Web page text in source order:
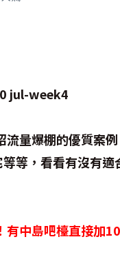
jul-week4
量爆棚的優質案
等，看看有沒有
有中島吧檯直接加